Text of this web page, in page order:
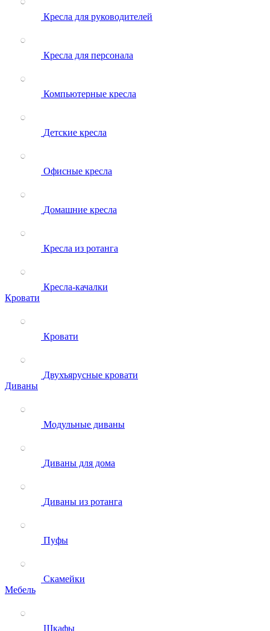
Кресла для руководителей
Кресла для персонала
Компьютерные кресла
Детские кресла
Офисные кресла
Домашние кресла
Кресла из ротанга
Кресла-качалки
Кровати
Кровати
Двухъярусные кровати
Диваны
Модульные диваны
Диваны для дома
Диваны из ротанга
Пуфы
Скамейки
Мебель
Шкафы